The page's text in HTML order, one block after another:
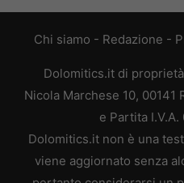
Chi siamo - Redazione -
Dolomitics.it di proprietà
Nicola Marchese 10, 00141
e Partita
Dolomitics.it non è una
viene aggiornato senza